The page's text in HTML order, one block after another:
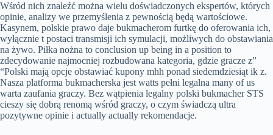
Wśród nich znaleźć można wielu doświadczonych ekspertów, których
opinie, analizy we przemyślenia z pewnością będą wartościowe.
Kasynem, polskie prawo daje bukmacherom furtkę do oferowania ich,
wyłącznie t postaci transmisji ich symulacji, możliwych do obstawiania
na żywo. Piłka nożna to conclusion up being in a position to
zdecydowanie najmocniej rozbudowana kategoria, gdzie gracze z”
“Polski mają opcje obstawiać kupony mhh ponad siedemdziesiąt ik z.
Nasza platforma bukmacherska jest watts pełni legalna many of us
warta zaufania graczy. Bez wątpienia legalny polski bukmacher STS
cieszy się dobrą renomą wśród graczy, o czym świadczą ultra
pozytywne opinie i actually actually rekomendacje.